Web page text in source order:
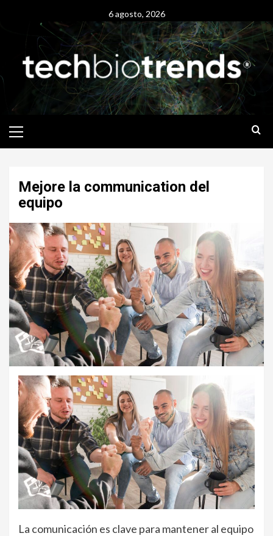
6 agosto, 2026
Menu
Mejore la communication del
equipo
La comunicación es clave para mantener al equipo